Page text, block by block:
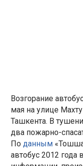
Возгорание
мая на улице
Ташкента. В
два пожарно-
Поданным
автобус 2012 года